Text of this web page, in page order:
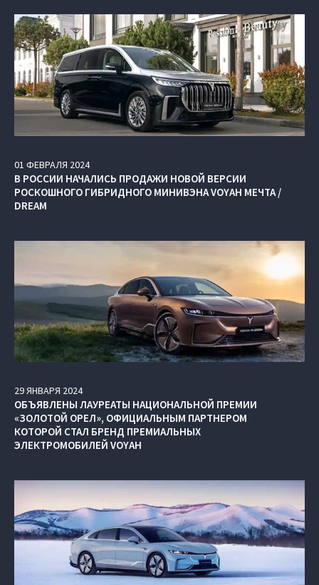
01 ФЕВРАЛЯ 2024
В РОССИИ НАЧАЛИСЬ ПРОДАЖИ НОВОЙ ВЕРСИИ
РОСКОШНОГО ГИБРИДНОГО МИНИВЭНА VOYAH МЕЧТА /
DREAM
29ЯНВАРЯ 2024
ОБЪЯВЛЕНЫ ЛАУРЕАТЫ НАЦИОНАЛЬНОЙ ПРЕМИИ
«ЗОЛОТОЙ ОРЕЛ», ОФИЦИАЛЬНЫМ ПАРТНЕРОМ
КОТОРОЙ СТАЛ БРЕНД ПРЕМИАЛЬНЫХ
ЭЛЕКТРОМОБИЛЕЙ VOYAH